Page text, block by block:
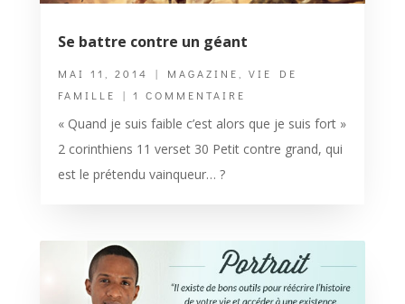
Se battre contre un géant
MAI 11, 2014 | MAGAZINE
VIE DE
FAMILLE
| 1 COMMENTAIRE
« Quand je suis faible c’est alors que je suis fort »
2 corinthiens 11 verset 30 Petit contre grand, qui
est le prétendu vainqueur… ?